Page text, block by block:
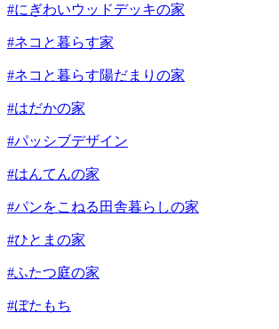
#にぎわいウッドデッキの家
#ネコと暮らす家
#ネコと暮らす陽だまりの家
#はだかの家
#パッシブデザイン
#はんてんの家
#パンをこねる田舎暮らしの家
#ひとまの家
#ふたつ庭の家
#ぼたもち